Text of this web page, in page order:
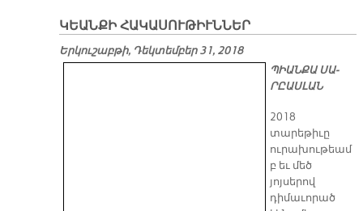
ԿԵԱՆՔԻ ՀԱԿԱՍՈՒԹԻՒՆՆԵՐ
Երկուշաբթի, Դեկտեմբեր 31, 2018
ՊԻԱՆ­ՔԱ ՍԱ­
ՐԸԱՍ­ԼԱՆ
2018
տարեթիւը
ուրախութեամ
բ եւ մեծ
յոյսերով
դիմաւորած